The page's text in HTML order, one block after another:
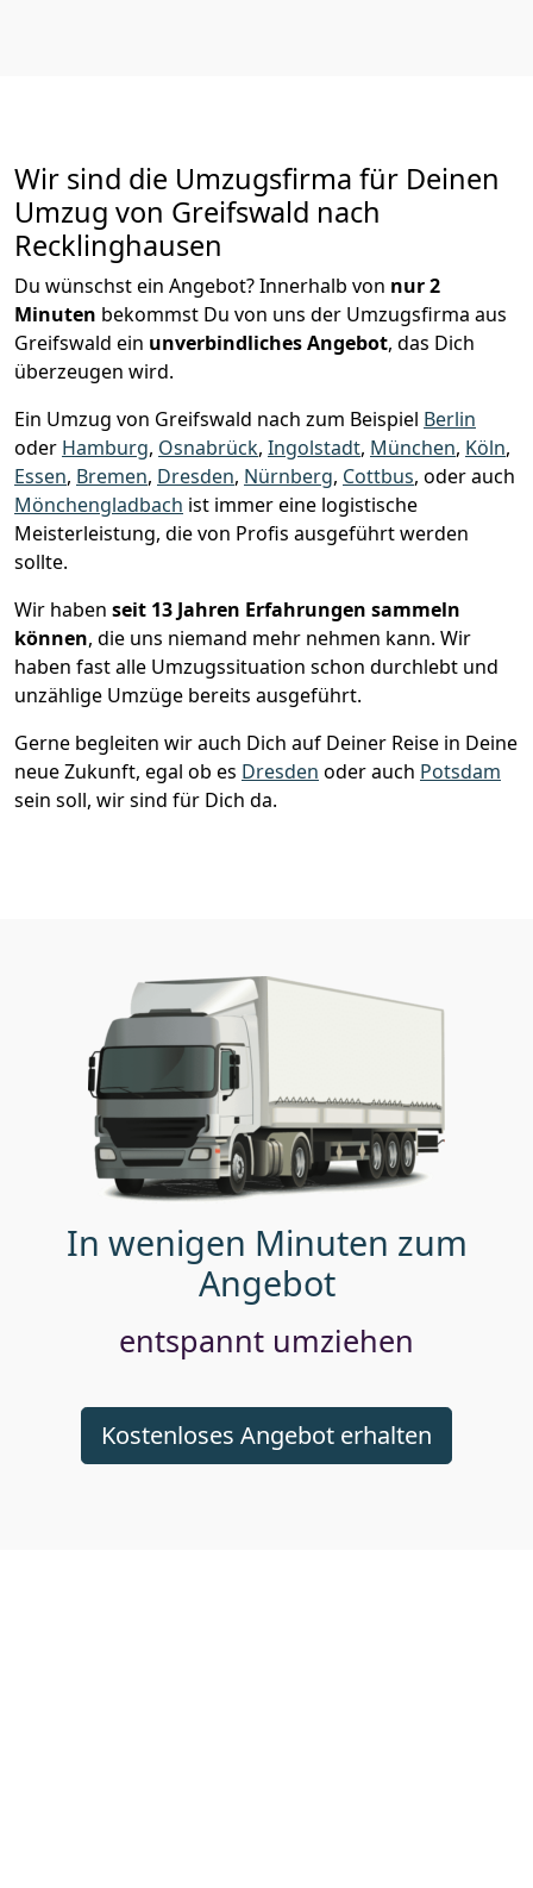
Wir sind die Umzugsfirma für Deinen
Umzug von Greifswald nach
Recklinghausen
Du wünschst ein Angebot? Innerhalb von nur 2
Minuten bekommst Du von uns der Umzugsfirma aus
Greifswald ein unverbindliches Angebot, das Dich
überzeugen wird.
Ein Umzug von Greifswald nach zum Beispiel Berlin
oder Hamburg, Osnabrück, Ingolstadt, München, Köln,
Essen, Bremen, Dresden, Nürnberg, Cottbus, oder auch
Mönchen­gladbach ist immer eine logistische
Meisterleistung, die von Profis ausgeführt werden
sollte.
Wir haben seit 13 Jahren Erfahrungen sammeln
können, die uns niemand mehr nehmen kann. Wir
haben fast alle Umzugssituation schon durchlebt und
unzählige Umzüge bereits ausgeführt.
Gerne begleiten wir auch Dich auf Deiner Reise in Deine
neue Zukunft, egal ob es Dresden oder auch Potsdam
sein soll, wir sind für Dich da.
In wenigen Minuten zum
Angebot
entspannt umziehen
Kostenloses Angebot erhalten